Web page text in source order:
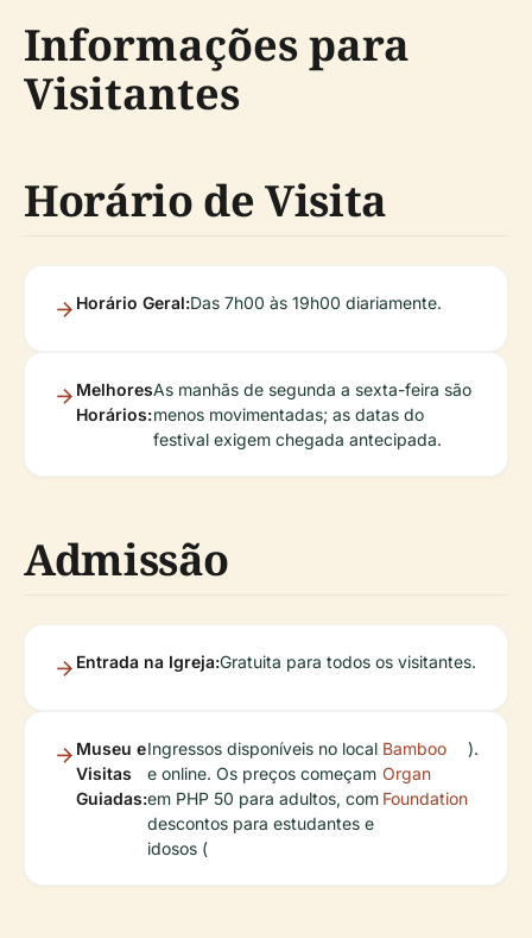
Informações para
Visitantes
Horário de Visita
Horário Geral:Das 7h00 às 19h00 diariamente.
Melhores
Horários:
As manhãs de segunda a sexta-feira são
menos movimentadas; as datas do
festival exigem chegada antecipada.
Admissão
Entrada na Igreja:Gratuita para todos os visitantes.
Museu e
Visitas
Guiadas:
Ingressos disponíveis no local
e online. Os preços começam
em PHP 50 para adultos, com
descontos para estudantes e
idosos (
Bamboo
Organ
Foundation
).